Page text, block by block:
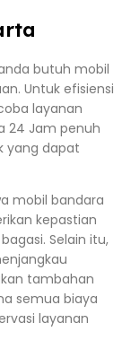
butuh mobil
Untuk efisiensi
layanan
24 Jam penuh
yang dapat
mobil bandara
kepastian
Selain itu,
tambahan
semua biaya
layanan